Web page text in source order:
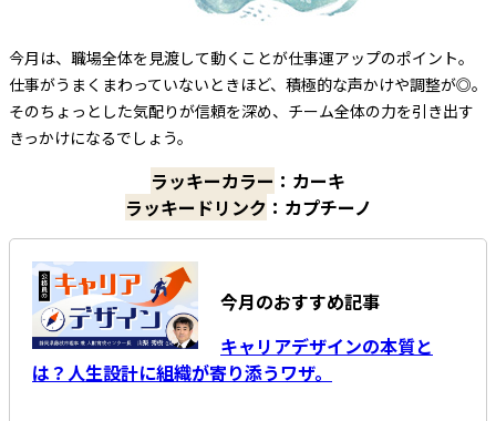
今月は、職場全体を見渡して動くことが仕事運アップのポイント。
仕事がうまくまわっていないときほど、積極的な声かけや調整が◎。
そのちょっとした気配りが信頼を深め、チーム全体の力を引き出す
きっかけになるでしょう。
ラッキーカラー ：カーキ
ラッキードリンク ：カプチーノ
今月のおすすめ記事
キャリアデザインの本質と
は？人生設計に組織が寄り添うワザ。